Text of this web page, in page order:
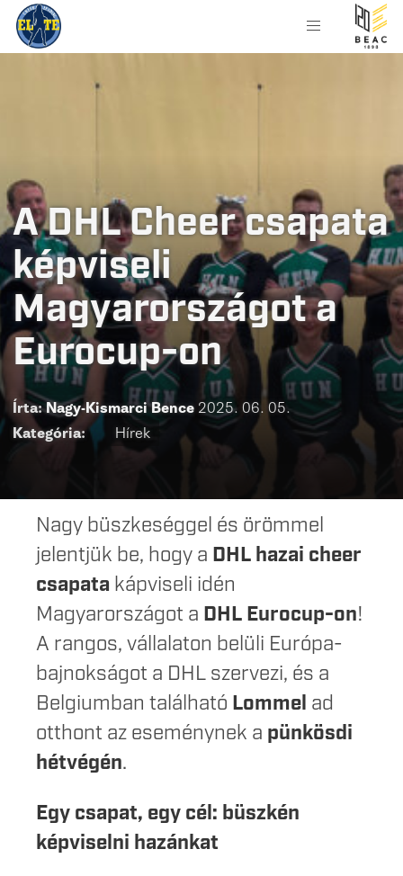
A DHL Cheer csapata
képviseli
Magyarországot a
Eurocup-on
Írta:Nagy-Kismarci Bence 2025. 06. 05.
Kategória:
Hírek
Nagy büszkeséggel és örömmel
jelentjük be, hogy a DHL hazai cheer
csapata kápviseli idén
Magyarországot a DHL Eurocup-on!
A rangos, vállalaton belüli Európa-
bajnokságot a DHL szervezi, és a
Belgiumban található Lommel ad
otthont az eseménynek a pünkösdi
hétvégén.
Egy csapat, egy cél: büszkén
képviselni hazánkat